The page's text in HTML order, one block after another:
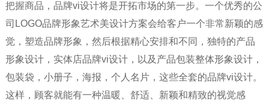
把握商品，品牌vi设计将是开拓市场的第一步。一个优秀的公
司LOGO品牌形象艺术美设计方案会给客户一个非常新颖的感
觉，塑造品牌形象，然后根据精心安排和不同，独特的产品
形象设计，实体店品牌vi设计，以及产品包装整体形象设计，
包装袋，小册子，海报，个人名片，这些全套的品牌vi设计。
这样，顾客就能有一种温暖、舒适、新颖和精致的视觉感